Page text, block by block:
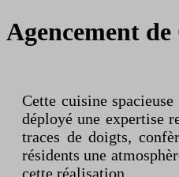
Agencement
Cette cuisine
déployé une expertise
traces de doigts,
résidents une
cette réalisation.